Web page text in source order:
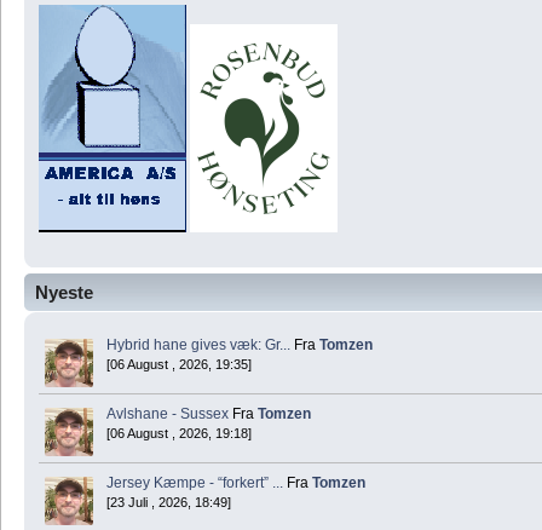
Nyeste
Hybrid hane gives væk: Gr... Fra Tomzen
[06 August , 2026, 19:35]
Avlshane - Sussex Fra Tomzen
[06 August , 2026, 19:18]
Jersey Kæmpe - “forkert” ... Fra Tomzen
[23 Juli , 2026, 18:49]